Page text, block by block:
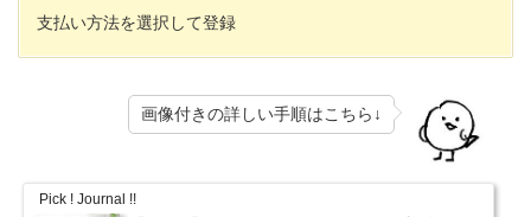
支払い方法を選択して登録
画像付きの詳しい手順はこちら↓
Pick ! Journal !!